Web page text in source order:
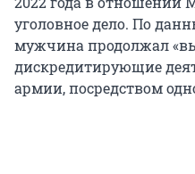
уголовное дело. По
мужчина продолжал
дискредитирующие
армии, посредством